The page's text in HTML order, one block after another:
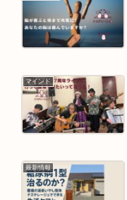
マインド
最新情報